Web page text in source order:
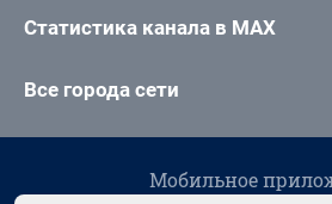
Статистика канала в MAX
Все города сети
Мобильное